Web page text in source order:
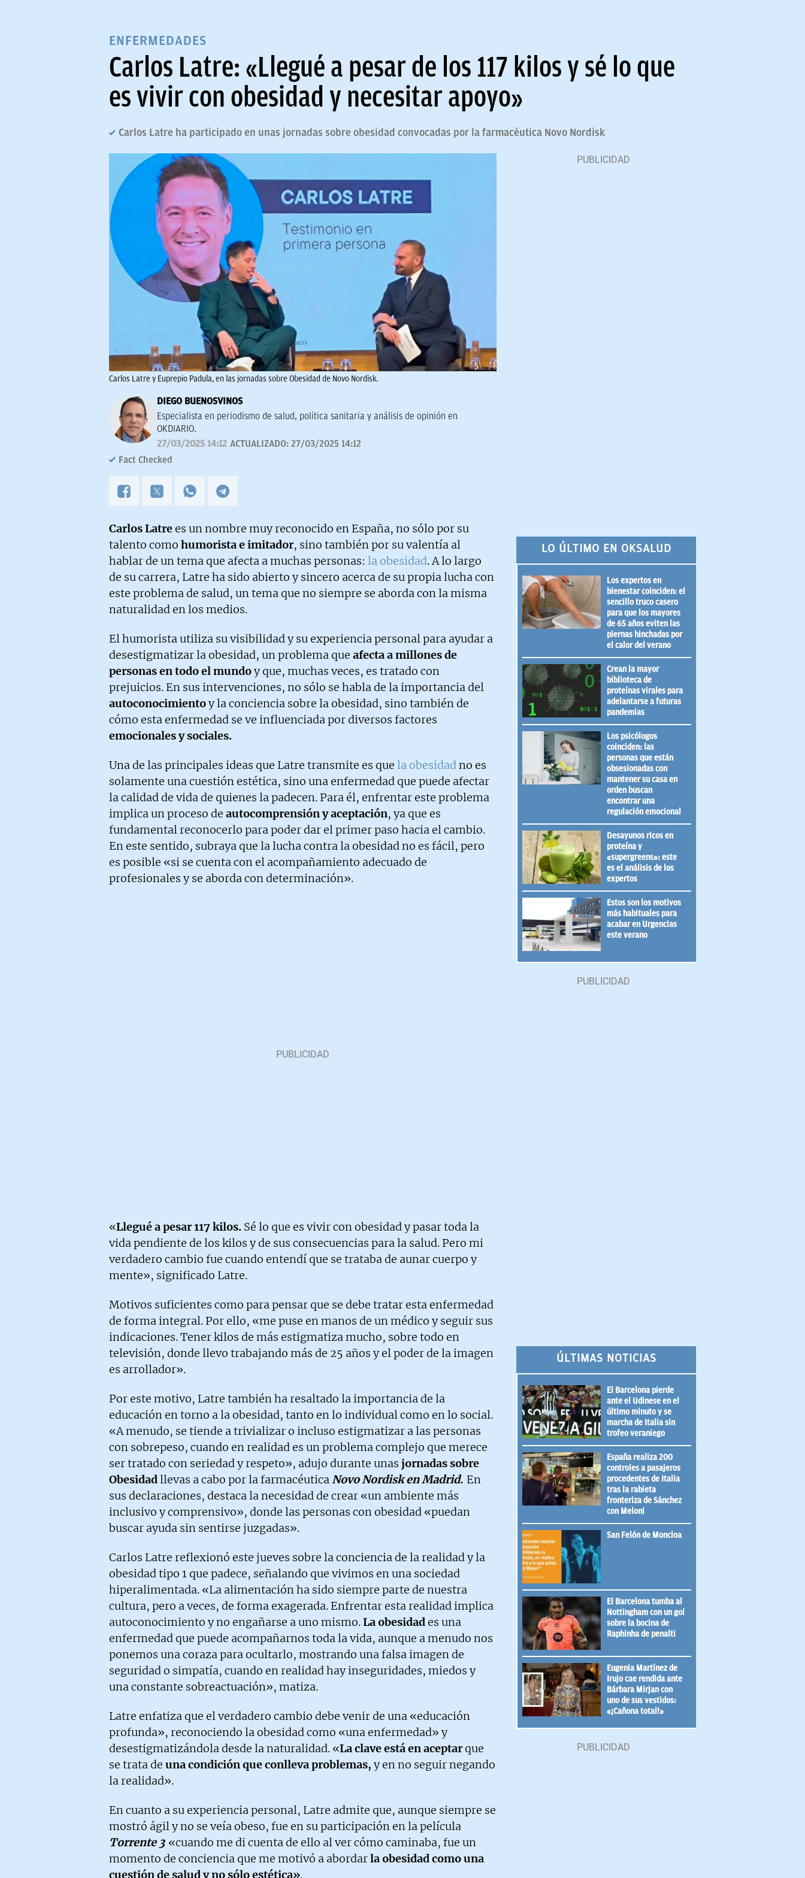
ENFERMEDADES
Carlos Latre: «Llegué a pesar de los 117 kilos y sé lo que
es vivir con obesidad y necesitar apoyo»
Carlos Latre ha participado en unas jornadas sobre obesidad convocadas por la farmacéutica Novo Nordisk
Carlos Latre y Euprepio Padula, en las jornadas sobre Obesidad de Novo Nordisk.
DIEGO BUENOSVINOS
Especialista en periodismo de salud, política sanitaria y análisis de opinión en
OKDIARIO.
27/03/2025 14:12 ACTUALIZADO: 27/03/2025 14:12
Fact Checked
Carlos Latrees un nombre muy reconocido en España, no sólo por su
talento como humorista e imitador, sino también por su valentía al
hablar de un tema que afecta a muchas personas: la obesidad. A lo largo
de su carrera, Latre ha sido abierto y sincero acerca de su propia lucha con
este problema de salud, un tema que no siempre se aborda con la misma
naturalidad en los medios.
El humorista utiliza su visibilidad y su experiencia personal para ayudar a
desestigmatizar la obesidad, un problema que afecta a millones de
personas en todo el mundoy que, muchas veces, es tratado con
prejuicios. En sus intervenciones, no sólo se habla de la importancia del
autoconocimientoy la conciencia sobre la obesidad, sino también de
cómo esta enfermedad se ve influenciada por diversos factores
emocionales y sociales.
Una de las principales ideas que Latre transmite es que la obesidadno es
solamente una cuestión estética, sino una enfermedad que puede afectar
la calidad de vida de quienes la padecen. Para él, enfrentar este problema
implica un proceso de autocomprensión y aceptación, ya que es
fundamental reconocerlo para poder dar el primer paso hacia el cambio.
En este sentido, subraya que la lucha contra la obesidad no es fácil, pero
es posible «si se cuenta con el acompañamiento adecuado de
profesionales y se aborda con determinación».
«Llegué a pesar 117 kilos. Sé lo que es vivir con obesidad y pasar toda la
vida pendiente de los kilos y de sus consecuencias para la salud. Pero mi
verdadero cambio fue cuando entendí que se trataba de aunar cuerpo y
mente», significado Latre.
Motivos suficientes como para pensar que se debe tratar esta enfermedad
de forma integral. Por ello, «me puse en manos de un médico y seguir sus
indicaciones. Tener kilos de más estigmatiza mucho, sobre todo en
televisión, donde llevo trabajando más de 25 años y el poder de la imagen
es arrollador».
Por este motivo, Latre también ha resaltado la importancia de la
educación en torno a la obesidad, tanto en lo individual como en lo social.
«A menudo, se tiende a trivializar o incluso estigmatizar a las personas
con sobrepeso, cuando en realidad es un problema complejo que merece
ser tratado con seriedad y respeto», adujo durante unas jornadas sobre
Obesidadllevas a cabo por la farmacéuticaNovo Nordisk en Madrid. En
sus declaraciones, destaca la necesidad de crear «un ambiente más
inclusivo y comprensivo», donde las personas con obesidad «puedan
buscar ayuda sin sentirse juzgadas».
Carlos Latre reflexionó este jueves sobre la conciencia de la realidad y la
obesidad tipo 1 que padece, señalando que vivimos en una sociedad
hiperalimentada. «La alimentación ha sido siempre parte de nuestra
cultura, pero a veces, de forma exagerada. Enfrentar esta realidad implica
autoconocimiento y no engañarse a uno mismo.La obesidades una
enfermedad que puede acompañarnos toda la vida, aunque a menudo nos
ponemos una coraza para ocultarlo, mostrando una falsa imagen de
seguridad o simpatía, cuando en realidad hay inseguridades, miedos y
una constante sobreactuación», matiza.
Latre enfatiza que el verdadero cambio debe venir de una «educación
profunda», reconociendo la obesidad como «una enfermedad» y
desestigmatizándola desde la naturalidad. «La clave está en aceptarque
se trata de una condición que conlleva problemas, y en no seguir negando
la realidad».
En cuanto a su experiencia personal, Latre admite que, aunque siempre se
mostró ágil y no se veía obeso, fue en su participación en la película
Torrente 3 «cuando me di cuenta de ello al ver cómo caminaba, fue un
momento de conciencia que me motivó a abordarla obesidad como una
cuestión de salud y no sólo estética».
LO ÚLTIMO EN OKSALUD
Los expertos en
bienestar coinciden: el
sencillo truco casero
para que los mayores
de 65 años eviten las
piernas hinchadas por
el calor del verano
Crean la mayor
biblioteca de
proteínas virales para
adelantarse a futuras
pandemias
Los psicólogos
coinciden: las
personas que están
obsesionadas con
mantener su casa en
orden buscan
encontrar una
regulación emocional
Desayunos ricos en
proteína y
«supergreens»: este
es el análisis de los
expertos
Estos son los motivos
más habituales para
acabar en Urgencias
este verano
ÚLTIMAS NOTICIAS
El Barcelona pierde
ante el Udinese en el
último minuto y se
marcha de Italia sin
trofeo veraniego
España realiza 200
controles a pasajeros
procedentes de Italia
tras la rabieta
fronteriza de Sánchez
con Meloni
San Felón de Moncloa
El Barcelona tumba al
Nottingham con un gol
sobre la bocina de
Raphinha de penalti
Eugenia Martínez de
Irujo cae rendida ante
Bárbara Mirjan con
uno de sus vestidos:
«¡Cañona total!»